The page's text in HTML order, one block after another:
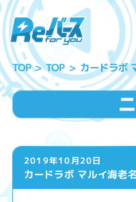
TOP TOP カードラボ
2019年10月20日
カードラボ マルイ海老